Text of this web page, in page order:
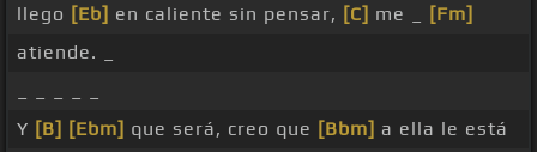
llego [Eb] en caliente sin pensar, [C] me _
[Fm]
atiende. _
Y [B] [Ebm] que será, creo que [Bbm] a ella le está